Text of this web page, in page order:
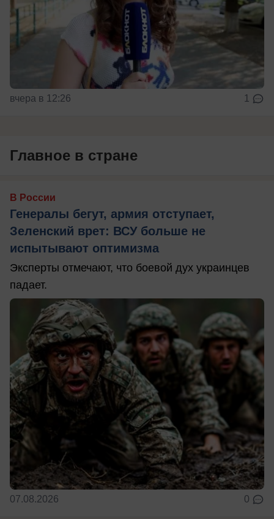
вчера в 12:26 1
Главное в стране
В России
Генералы бегут, армия отступает,
Зеленский врет: ВСУ больше не
испытывают оптимизма
Эксперты отмечают, что боевой дух украинцев
падает.
07.08.2026 0